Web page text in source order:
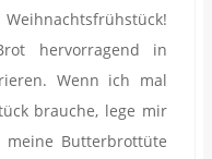
hervorragend in
Wenn ich mal
brauche, lege mir
Butterbrottüte